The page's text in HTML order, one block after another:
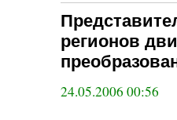
регионов
24.05.2006 00:56